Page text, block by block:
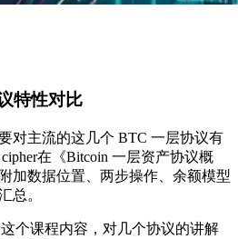
特性对比
对主流的这几个 BTC 一层协议有
在《Bitcoin 一层资产协议概
加数据位置、两步操作、余额模型
总。
这个课程内容，对几个协议的讲解